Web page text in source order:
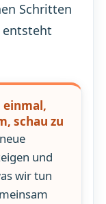
Schritten
entsteht
einmal,
schau zu
und
wir tun